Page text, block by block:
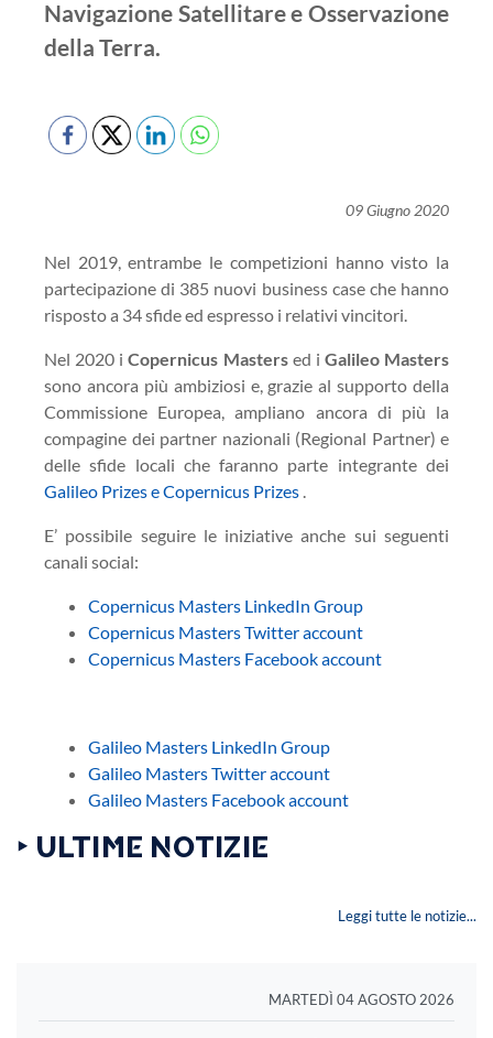
Navigazione Satellitare e Osservazione
della Terra.
09 Giugno 2020
Nel 2019, entrambe le competizioni hanno visto la
partecipazione di 385 nuovi business case che hanno
risposto a 34 sfide ed espresso i relativi vincitori.
Nel 2020 iCopernicus Masters ed i Galileo Masters
sono ancora più ambiziosi e, grazie al supporto della
Commissione Europea, ampliano ancora di più la
compagine dei partner nazionali (Regional Partner) e
delle sfide locali che faranno parte integrante dei
Galileo Prizes e Copernicus Prizes .
E’ possibile seguire le iniziative anche sui seguenti
canali social:
Copernicus Masters LinkedIn Group
Copernicus Masters Twitter account
Copernicus Masters Facebook account
Galileo Masters LinkedIn Group
Galileo Masters Twitter account
Galileo Masters Facebook account
‣ ULTIME NOTIZIE
Leggi tutte le notizie...
MARTEDÌ 04 AGOSTO 2026